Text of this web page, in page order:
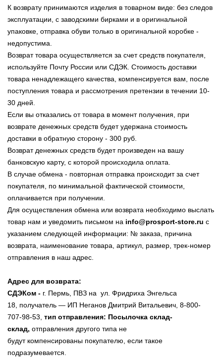
К возврату принимаются изделия в товарном виде: без следов
эксплуатации, с заводскими бирками и в оригинальной
упаковке, отправка обуви только в оригинальной коробке -
недопустима.
Возврат товара осуществляется за счет средств покупателя,
используйте Почту России или СДЭК. Стоимость доставки
товара ненадлежащего качества, компенсируется вам, после
поступления товара и рассмотрения претензии в течении 10-
30 дней.
Если вы отказались от товара в момент получения, при
возврате денежных средств будет удержана стоимость
доставки в обратную сторону - 300 руб.
Возврат денежных средств будет произведен на вашу
банковскую карту, с которой происходила оплата.
В случае обмена - повторная отправка происходит за счет
покупателя, по минимальной фактической стоимости,
оплачивается при получении.
Для осуществления обмена или возврата необходимо выслать
товар нам и уведомить письмом на info@prosport-store.ru с
указанием следующей информации: № заказа, причина
возврата, наименование товара, артикул, размер, трек-номер
отправления в наш адрес.
Адрес для возврата:
СДЭКом - г. Пермь, ПВЗ на ул. Фридриха Энгельса
18, получатель — ИП Неганов Дмитрий Витальевич, 8-800-
707-98-53, тип отправления: Посылочка склад-
склад, отправления другого типа не
будут компенсированы покупателю, если такое
подразумевается.